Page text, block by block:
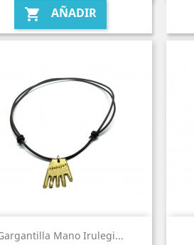
 AÑADIR
Mano Irulegi...